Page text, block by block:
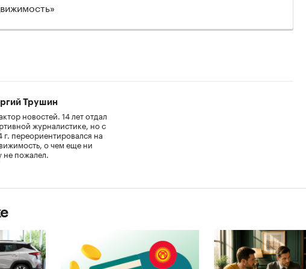
Трушин
новостей. 14 лет отдал
журналистике, но с
г. переориентировался на
о чем еще ни
не пожалел.